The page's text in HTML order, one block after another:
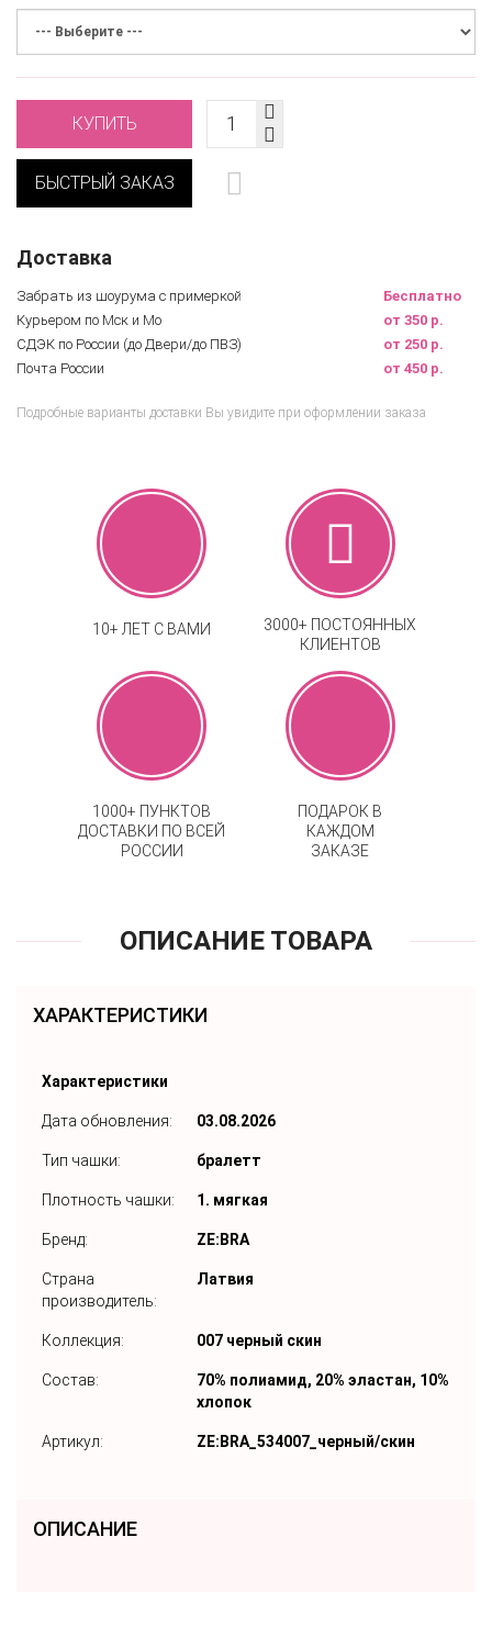
КУПИТЬ
БЫСТРЫЙ ЗАКАЗ
Доставка
Забрать из шоурума с примеркой
Бесплатно
Курьером по Мск и Мо
от 350 р.
СДЭК по России (до Двери/до ПВЗ)
от 250 р.
Почта России
от 450 р.
Подробные варианты доставки Вы увидите при оформлении заказа
10+ ЛЕТ С ВАМИ
3000+ ПОСТОЯННЫХ
КЛИЕНТОВ
1000+ ПУНКТОВ
ДОСТАВКИ ПО ВСЕЙ
РОССИИ
ПОДАРОК В
КАЖДОМ
ЗАКАЗЕ
ОПИСАНИЕ ТОВАРА
ХАРАКТЕРИСТИКИ
Характеристики
Дата обновления: 03.08.2026
Тип чашки: бралетт
Плотность чашки: 1. мягкая
Бренд: ZE:BRA
Страна
производитель:
Латвия
Коллекция: 007 черный скин
Состав:
70% полиамид, 20% эластан, 10%
хлопок
Артикул: ZE:BRA_534007_черный/скин
ОПИСАНИЕ